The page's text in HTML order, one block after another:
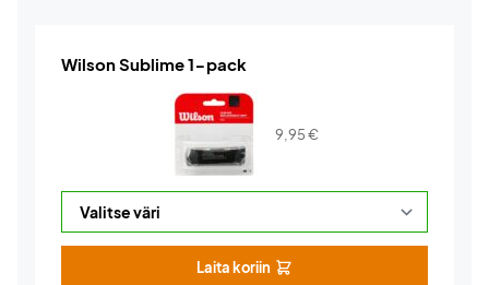
Wilson Sublime 1-pack
9,95€
Laita koriin